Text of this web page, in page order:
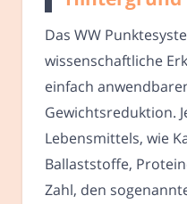
Das WW
wissenschaftliche
einfach
Gewichtsreduktion.
Lebensmittels, wie
Ballaststoffe,
Zahl, den